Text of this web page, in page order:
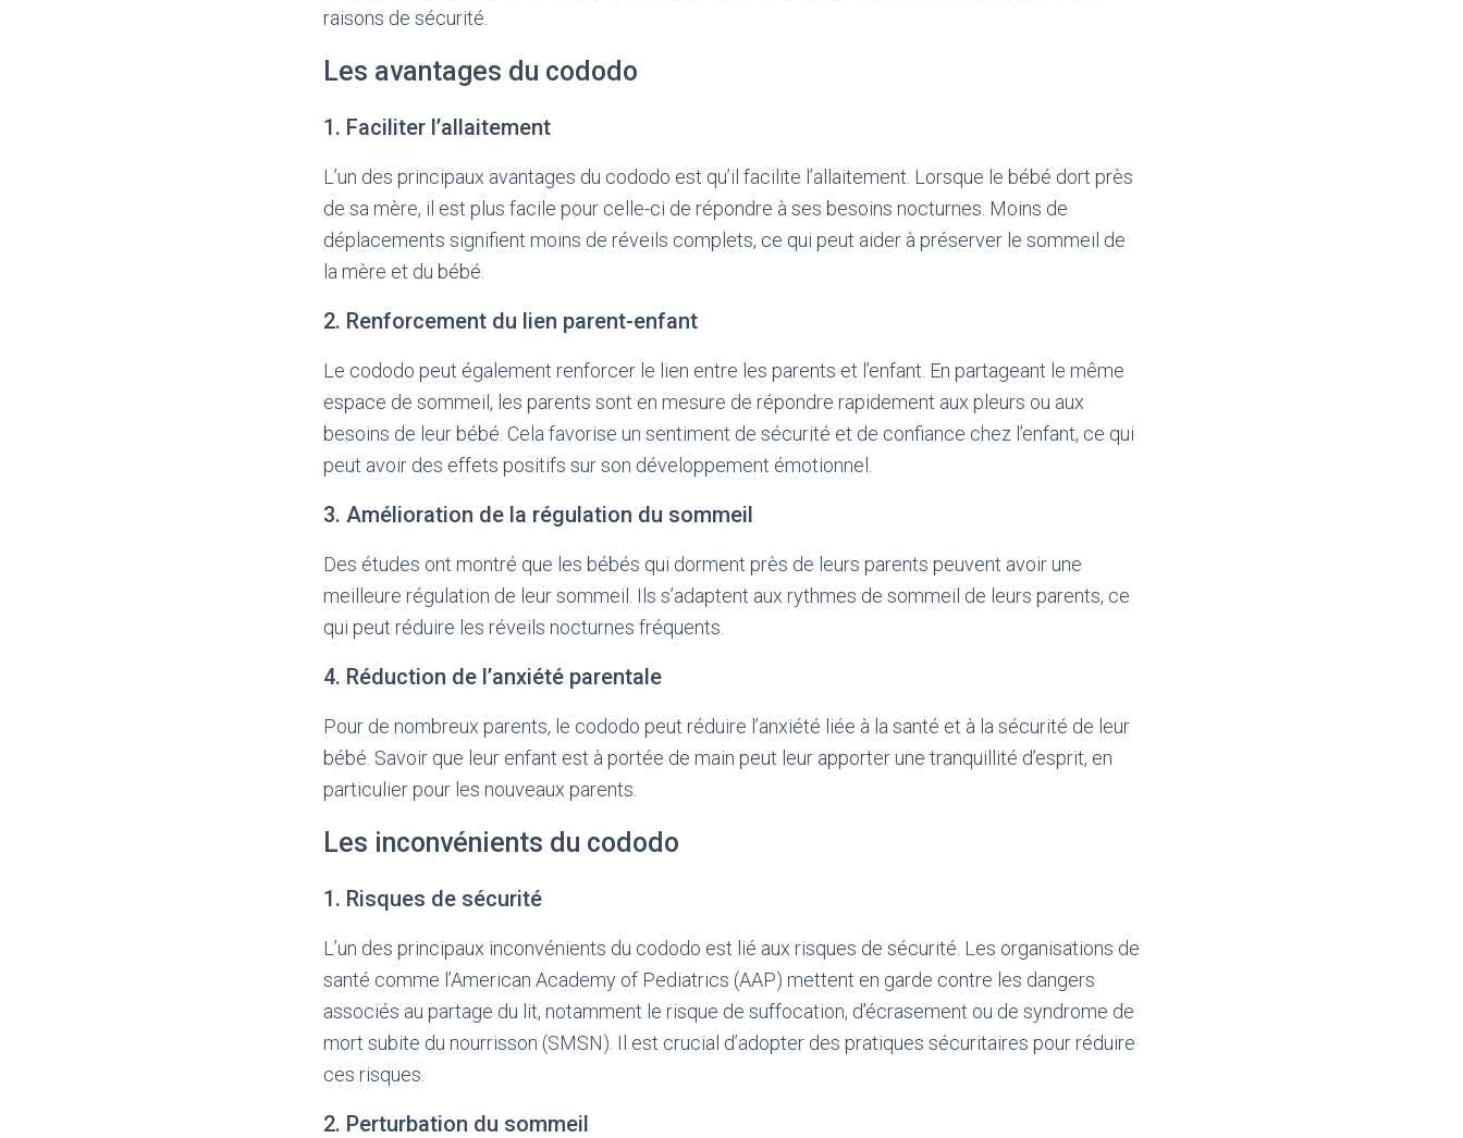
raisons de sécurité.
Les avantages du cododo
1. Faciliter l’allaitement
L’un des principaux avantages du cododo est qu’il facilite l’allaitement. Lorsque le bébé dort près
de sa mère, il est plus facile pour celle-ci de répondre à ses besoins nocturnes. Moins de
déplacements signifient moins de réveils complets, ce qui peut aider à préserver le sommeil de
la mère et du bébé.
2. Renforcement du lien parent-enfant
Le cododo peut également renforcer le lien entre les parents et l’enfant. En partageant le même
espace de sommeil, les parents sont en mesure de répondre rapidement aux pleurs ou aux
besoins de leur bébé. Cela favorise un sentiment de sécurité et de confiance chez l’enfant, ce qui
peut avoir des effets positifs sur son développement émotionnel.
3. Amélioration de la régulation du sommeil
Des études ont montré que les bébés qui dorment près de leurs parents peuvent avoir une
meilleure régulation de leur sommeil. Ils s’adaptent aux rythmes de sommeil de leurs parents, ce
qui peut réduire les réveils nocturnes fréquents.
4. Réduction de l’anxiété parentale
Pour de nombreux parents, le cododo peut réduire l’anxiété liée à la santé et à la sécurité de leur
bébé. Savoir que leur enfant est à portée de main peut leur apporter une tranquillité d’esprit, en
particulier pour les nouveaux parents.
Les inconvénients du cododo
1. Risques de sécurité
L’un des principaux inconvénients du cododo est lié aux risques de sécurité. Les organisations de
santé comme l’American Academy of Pediatrics (AAP) mettent en garde contre les dangers
associés au partage du lit, notamment le risque de suffocation, d’écrasement ou de syndrome de
mort subite du nourrisson (SMSN). Il est crucial d’adopter des pratiques sécuritaires pour réduire
ces risques.
2. Perturbation du sommeil